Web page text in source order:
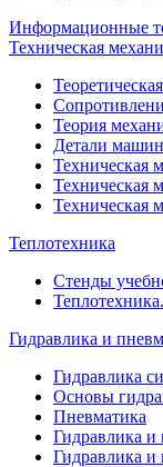
Информационные
Техническая
Теория
Детали машин
Техническая
Техническая
Техническая
Теплотехника
Стенды
Гидравлика и
Гидравлика
Основы
Пневматика
Гидравлика
Гидравлика